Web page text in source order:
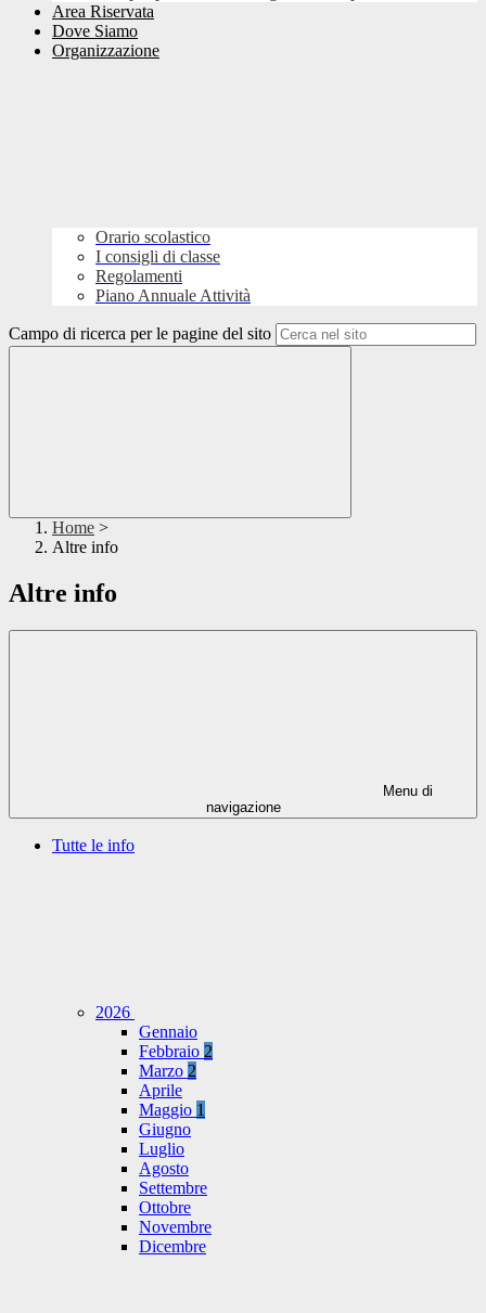
Area Riservata
Dove Siamo
Organizzazione
Orario scolastico
I consigli di classe
Regolamenti
Piano Annuale Attività
Campo di ricerca per le pagine del sito
Home >
Altre info
Altre info
Menu di
navigazione
Tutte le info
2026
Gennaio
Febbraio 2
Marzo 2
Aprile
Maggio 1
Giugno
Luglio
Agosto
Settembre
Ottobre
Novembre
Dicembre